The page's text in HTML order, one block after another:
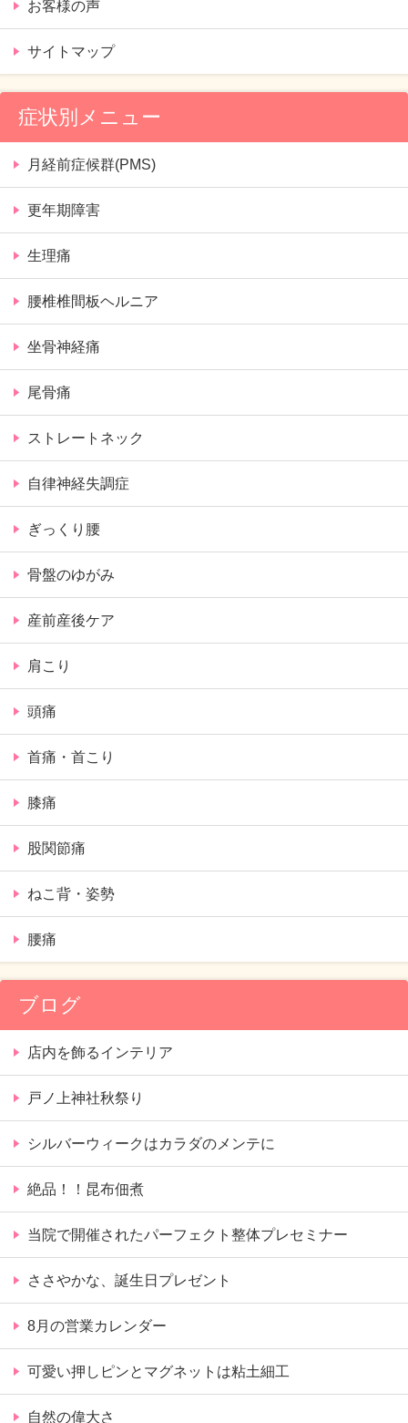
お客様の声
サイトマップ
症状別メニュー
月経前症候群(PMS)
更年期障害
生理痛
腰椎椎間板ヘルニア
坐骨神経痛
尾骨痛
ストレートネック
自律神経失調症
ぎっくり腰
骨盤のゆがみ
産前産後ケア
肩こり
頭痛
首痛・首こり
膝痛
股関節痛
ねこ背・姿勢
腰痛
ブログ
店内を飾るインテリア
戸ノ上神社秋祭り
シルバーウィークはカラダのメンテに
絶品！！昆布佃煮
当院で開催されたパーフェクト整体プレセミナー
ささやかな、誕生日プレゼント
8月の営業カレンダー
可愛い押しピンとマグネットは粘土細工
自然の偉大さ